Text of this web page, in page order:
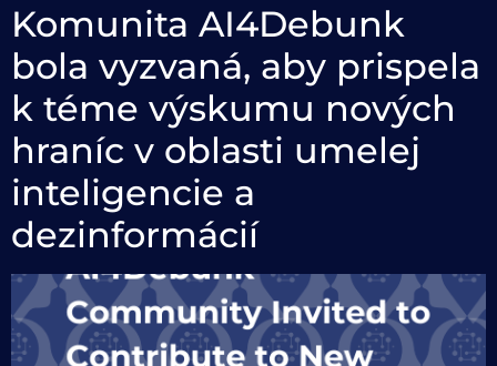
Komunita AI4Debunk
bola vyzvaná, aby prispela
k téme výskumu nových
hraníc v oblasti umelej
inteligencie a
dezinformácií